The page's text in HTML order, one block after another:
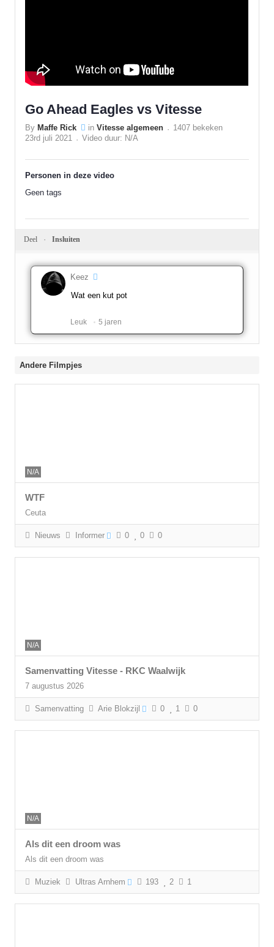
Go Ahead Eagles vs Vitesse
By Maffe Rick in Vitesse algemeen
1407 bekeken
23rd juli 2021
Video duur: N/A
Personen in deze video
Geen tags
Deel Insluiten
Keez
Wat een kut pot
Leuk ️ 5 jaren
Andere Filmpjes
N/A
WTF
Ceuta
Nieuws Informer 0 0 0
N/A
Samenvatting Vitesse - RKC Waalwijk
7 augustus 2026
Samenvatting Arie Blokzijl 0 1 0
N/A
Als dit een droom was
Als dit een droom was
Muziek Ultras Arnhem 193 2 1